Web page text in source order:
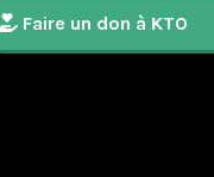
Faire un don à KTO